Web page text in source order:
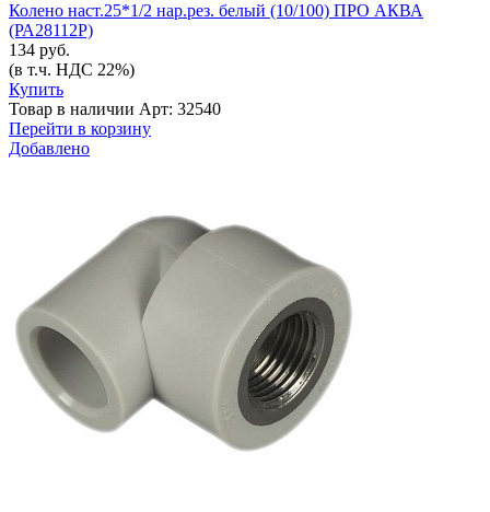
Колено наст.25*1/2 нар.рез. белый (10/100) ПРО АКВА
(РА28112Р)
134 руб.
(в т.ч. НДС 22%)
Купить
Товар в наличии Арт: 32540
Перейти в корзину
Добавлено